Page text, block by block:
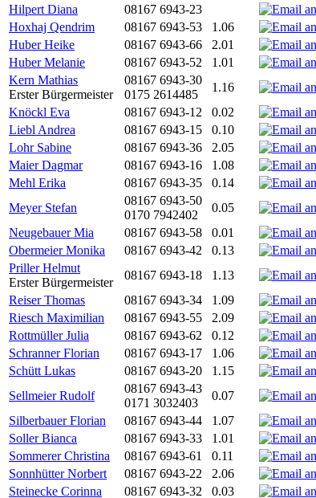
Hilpert Diana
08167 6943-23
Hoxhaj Qendrim
08167 6943-53 1.06
Huber Heike
08167 6943-66 2.01
Huber Melanie
08167 6943-52 1.01
Kern Mathias
Erster Bürgermeister
08167 6943-30
0175 2614485
1.16
Knöckl Eva
08167 6943-12 0.02
Liebl Andrea
08167 6943-15 0.10
Lohr Sabine
08167 6943-36 2.05
Maier Dagmar
08167 6943-16 1.08
Mehl Erika
08167 6943-35 0.14
Meyer Stefan
08167 6943-50
0170 7942402
0.05
Neugebauer Mia
08167 6943-58 0.01
Obermeier Monika
08167 6943-42 0.13
Priller Helmut
Erster Bürgermeister
08167 6943-18 1.13
Reiser Thomas
08167 6943-34 1.09
Riesch Maximilian
08167 6943-55 2.09
Rottmüller Julia
08167 6943-62 0.12
Schranner Florian
08167 6943-17 1.06
Schütt Lukas
08167 6943-20 1.15
Sellmeier Rudolf
08167 6943-43
0171 3032403
0.07
Silberbauer Florian
08167 6943-44 1.07
Soller Bianca
08167 6943-33 1.01
Sommerer Christina
08167 6943-61 0.11
Sonnhütter Norbert
08167 6943-22 2.06
Steinecke Corinna
08167 6943-32 0.03